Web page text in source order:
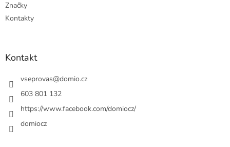
Značky
Kontakty
Kontakt
vseprovas@domio.cz
603 801 132
https://www.facebook.com/domiocz/
domiocz